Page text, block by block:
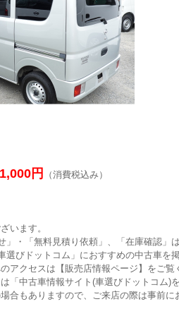
円 （消費税込み）
います。
」・「無料見積り依頼」、「在庫確認」
選びドットコム」におすすめの中古車を
アクセスは【販売店情報ページ】をご覧
「中古車情報サイト(車選びドットコム)
合もありますので、ご来店の際は事前